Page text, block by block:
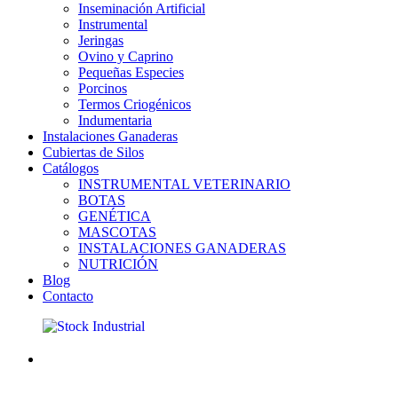
Inseminación Artificial
Instrumental
Jeringas
Ovino y Caprino
Pequeñas Especies
Porcinos
Termos Criogénicos
Indumentaria
Instalaciones Ganaderas
Cubiertas de Silos
Catálogos
INSTRUMENTAL VETERINARIO
BOTAS
GENÉTICA
MASCOTAS
INSTALACIONES GANADERAS
NUTRICIÓN
Blog
Contacto